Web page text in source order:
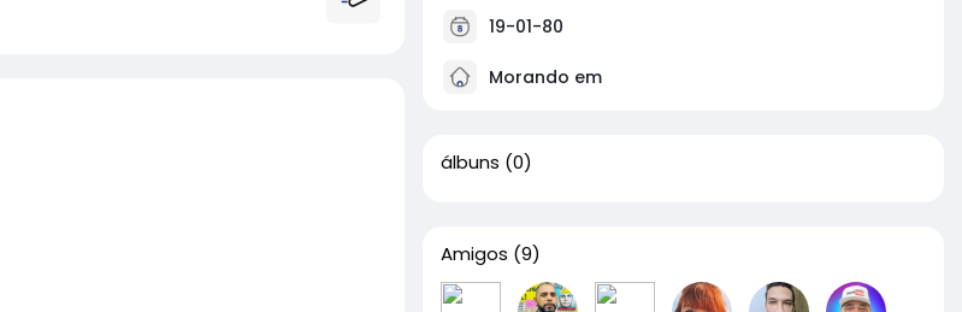
19-01-80
Morando em
álbuns (0)
Amigos (9)